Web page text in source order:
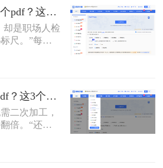
靠的PDF合
有许多工具
有优劣。那
一起呢？本
流且有效的
到专业软件
2个pdf怎么合并成一个pdf？这3个方法让你效率翻倍，安全省心！
却是职场人检
尺。”每到
需整合多方
理拍摄脚本
复制粘贴？
pdf如何合并成一个pdf？这3个免费高效方法，职场人必须掌握！
二次加工，
倍。“还在
头疼？你浪
够你学一个